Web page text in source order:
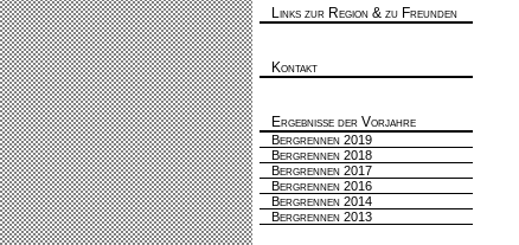
Links zur Region & zu Freunden
Kontakt
Ergebnisse der Vorjahre
Bergrennen 2019
Bergrennen 2018
Bergrennen 2017
Bergrennen 2016
Bergrennen 2014
Bergrennen 2013